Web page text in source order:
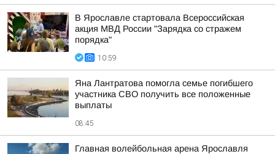
В Ярославле стартовала Всероссийская
акция МВД России "Зарядка со стражем
порядка"
10:59
Яна Лантратова помогла семье погибшего
участника СВО получить все положенные
выплаты
08:45
Главная волейбольная арена Ярославля